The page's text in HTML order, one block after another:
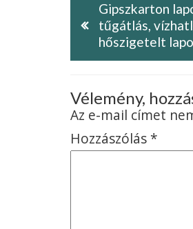
Gipszkarton
tűgátlás,
hőszigetelt
Vélemény,
Az e-mail címet
Hozzászólás *